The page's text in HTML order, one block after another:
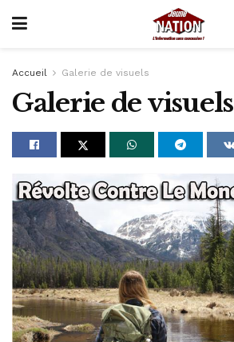
Accueil Galerie de visuels
Galerie de visuels